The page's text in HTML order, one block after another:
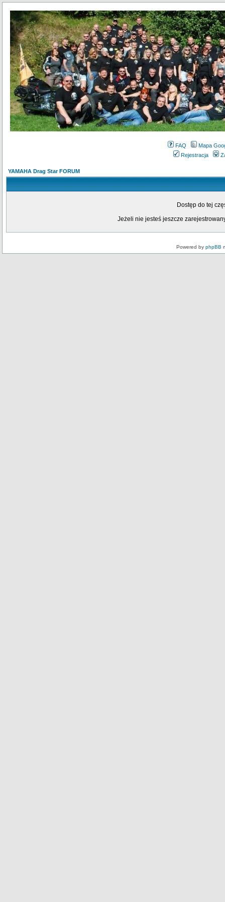
FAQ
Mapa
Rejestracja
YAMAHA Drag Star FORUM
Dostęp do tej
Jeżeli nie jesteś jeszcze
Powered by phpBB